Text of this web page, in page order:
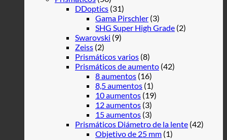
DDoptics (31)
Gama Pirschler (3)
SHG Super High Grade (2)
Swarovski (9)
Zeiss (2)
Prismáticos varios (8)
Prismáticos de aumento (42)
8 aumentos (16)
8,5 aumentos (1)
10 aumentos (19)
12 aumentos (3)
15 aumentos (3)
Prismáticos Diámetro de la lente (42)
Objetivo de 25 mm (1)